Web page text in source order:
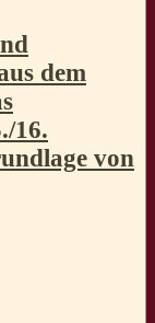
dem
16.
von